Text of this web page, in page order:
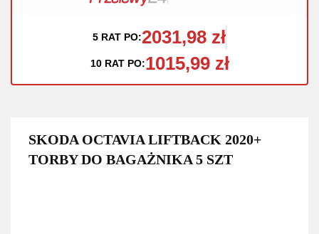
5 RAT PO:2031,98 zł
10 RAT PO:1015,99 zł
SKODA OCTAVIA LIFTBACK 2020+
TORBY DO BAGAŻNIKA 5 SZT